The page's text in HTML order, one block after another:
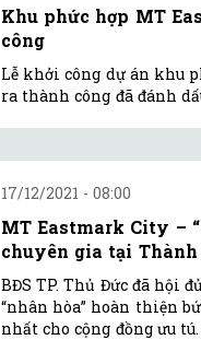
Khu phức hợp MT
công
Lễ khởi công dự án khu
ra thành công đã đánh
17/12/2021 - 08:00
MT Eastmark City –
chuyên gia tại Thành
BĐS TP. Thủ Đức đã hội
“nhân hòa” hoàn thiện
nhất cho cộng đồng ưu tú.